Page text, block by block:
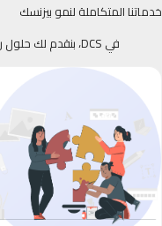
خدماتنا المتكاملة لنمو بيزنسك
في DCS، بنقدم لك حلول رقمية بتبدأ من الفكرة وتوصل بيك للقمة.